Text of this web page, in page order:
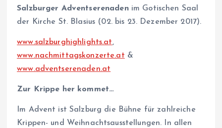
Salzburger Adventserenadenim Gotischen Saal
der Kirche St. Blasius (02. bis 23. Dezember 2017).
www.salzburghighlights.at,
www.nachmittagskonzerte.at &
www.adventserenaden.at
Zur Krippe her kommet…
Im Advent ist Salzburg die Bühne für zahlreiche
Krippen- und Weihnachtsausstellungen. In allen